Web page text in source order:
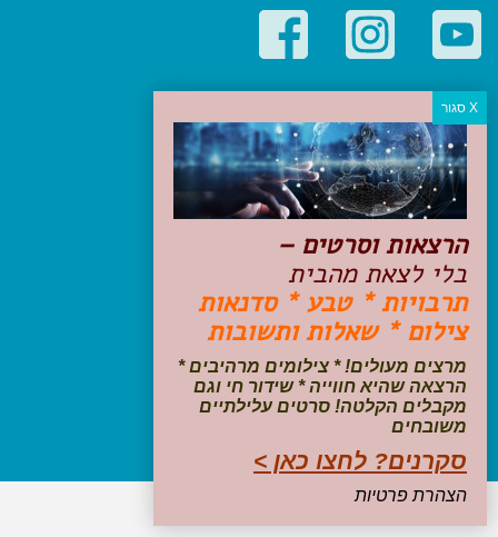
קטגוריות פופולריות
יעדים
טיולים בישראל
מלונות בוטיק בישראל
טיפים והמלצות
הכנות לנסיעה
טיולי ג'יפים
טיולים עם ילדים
שייט, הפלגות, קרוזים
עקבו אחרינו בפייסבוק
הרצאות וסרטים –
בלי לצאת מהבית
תרבויות * טבע * סדנאות
צילום * שאלות ותשובות
מרצים מעולים! * צילומים מרהיבים *
הרצאה שהיא חווייה * שידור חי וגם
מקבלים הקלטה! סרטים עלילתיים
משובחים
סקרנים? לחצו כאן >
הצהרת פרטיות